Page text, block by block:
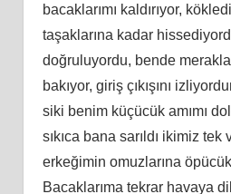
bacaklarımı kaldırıyor,
taşaklarına kadar
doğruluyordu, bende
bakıyor, giriş çıkışını
siki benim küçücük amımı
sıkıca bana sarıldı ikimiz tek
erkeğimin omuzlarına
Bacaklarıma tekrar havaya